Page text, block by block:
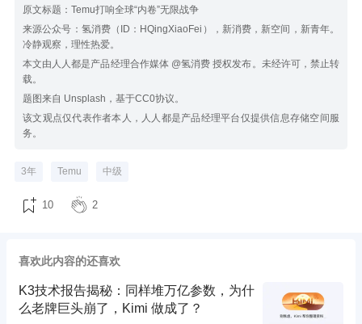
原文标题：Temu打响全球“内卷”无限战争
来源公众号：氢消费（ID：HQingXiaoFei），新消费，新空间，新青年。
冷静观察，理性热爱。
本文由人人都是产品经理合作媒体 @氢消费 授权发布。未经许可，禁止转
载。
题图来自 Unsplash，基于CC0协议。
该文观点仅代表作者本人，人人都是产品经理平台仅提供信息存储空间服
务。
3年 Temu 中级
10 2
喜欢此内容的还喜欢
K3技术报告揭秘：同样堆万亿参数，为什
么老牌巨头崩了，Kimi 做成了？